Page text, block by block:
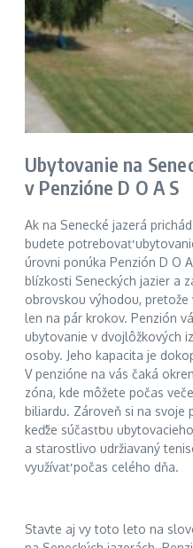
Ubytovanie na
v Penzióne D O A S
Ak na Senecké jazerá
budete potrebovať
úrovni ponúka Penzión D O
blízkosti Seneckých jazier a
obrovskou výhodou,
len na pár krokov. Penzión
ubytovanie v dvojlôžkových
osoby. Jeho kapacita je
V penzióne na vás čaká
zóna, kde môžete počas
biliardu. Zároveň si na svoje
keďže súčasťou
a starostlivo udržiavaný
využívať počas celého dňa.
Stavte aj vy toto leto na